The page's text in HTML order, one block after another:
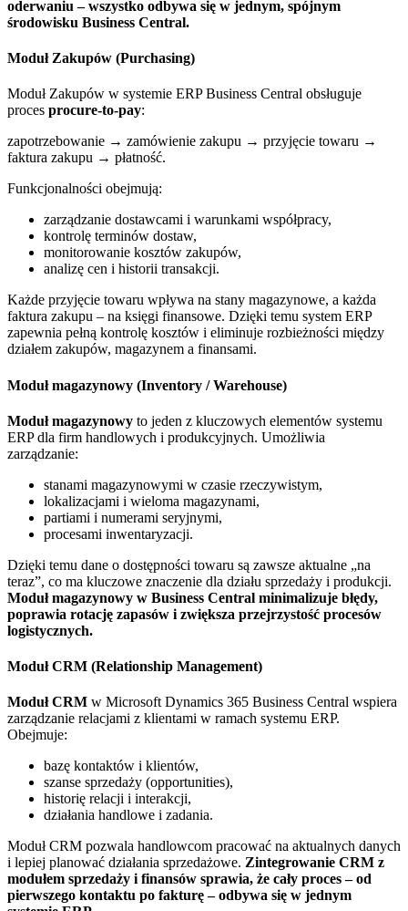
oderwaniu – wszystko odbywa się w jednym, spójnym
środowisku Business Central.
Moduł Zakupów (Purchasing)
Moduł Zakupów w systemie ERP Business Central obsługuje
proces procure-to-pay:
zapotrzebowanie → zamówienie zakupu → przyjęcie towaru →
faktura zakupu → płatność.
Funkcjonalności obejmują:
zarządzanie dostawcami i warunkami współpracy,
kontrolę terminów dostaw,
monitorowanie kosztów zakupów,
analizę cen i historii transakcji.
Każde przyjęcie towaru wpływa na stany magazynowe, a każda
faktura zakupu – na księgi finansowe. Dzięki temu system ERP
zapewnia pełną kontrolę kosztów i eliminuje rozbieżności między
działem zakupów, magazynem a finansami.
Moduł magazynowy (Inventory / Warehouse)
Moduł magazynowy to jeden z kluczowych elementów systemu
ERP dla firm handlowych i produkcyjnych. Umożliwia
zarządzanie:
stanami magazynowymi w czasie rzeczywistym,
lokalizacjami i wieloma magazynami,
partiami i numerami seryjnymi,
procesami inwentaryzacji.
Dzięki temu dane o dostępności towaru są zawsze aktualne „na
teraz”, co ma kluczowe znaczenie dla działu sprzedaży i produkcji.
Moduł magazynowy w Business Central minimalizuje błędy,
poprawia rotację zapasów i zwiększa przejrzystość procesów
logistycznych.
Moduł CRM (Relationship Management)
Moduł CRM w Microsoft Dynamics 365 Business Central wspiera
zarządzanie relacjami z klientami w ramach systemu ERP.
Obejmuje:
bazę kontaktów i klientów,
szanse sprzedaży (opportunities),
historię relacji i interakcji,
działania handlowe i zadania.
Moduł CRM pozwala handlowcom pracować na aktualnych danych
i lepiej planować działania sprzedażowe. Zintegrowanie CRM z
modułem sprzedaży i finansów sprawia, że cały proces – od
pierwszego kontaktu po fakturę – odbywa się w jednym